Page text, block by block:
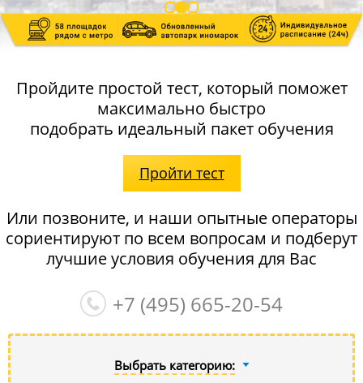
Пройдите простой тест, который поможет
максимально быстро
подобрать идеальный пакет обучения
Пройти тест
Или позвоните, и наши опытные операторы
сориентируют по всем вопросам и подберут
лучшие условия обучения для Вас
+7 (495) 665-20-54
Выбрать категорию: